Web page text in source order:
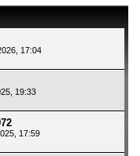
17:04
19:33
17:59